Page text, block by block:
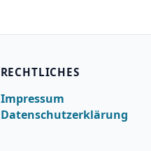
RECHTLICHES
Impressum
Datenschutzerklärung